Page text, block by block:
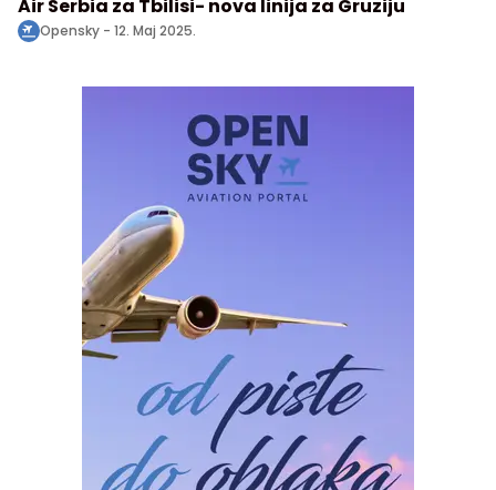
Air Serbia za Tbilisi- nova linija za Gruziju
Opensky - 12. Maj 2025.